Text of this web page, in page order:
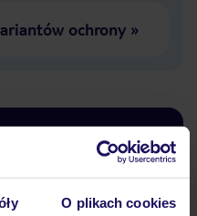
O plikach cookies
ochrony»